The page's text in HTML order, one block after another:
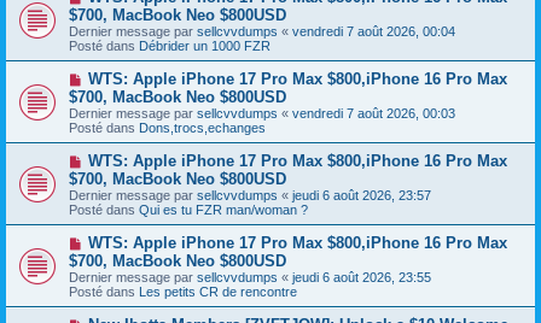
g
e
m
e
s
a
g
e
o
u
v
e
a
u
m
e
s
a
g
e
$700, MacBook Neo $800USD
Dernier message par sellcvvdumps « vendredi 7 août 2026, 00:04
Posté dans Débrider un 1000 FZR
N
o
u
v
e
a
u
m
e
s
a
g
e
WTS: Apple iPhone 17 Pro Max $800,iPhone 16 Pro Max
$700, MacBook Neo $800USD
Dernier message par sellcvvdumps « vendredi 7 août 2026, 00:03
Posté dans Dons,trocs,echanges
N
o
u
v
e
a
u
m
e
s
a
WTS: Apple iPhone 17 Pro Max $800,iPhone 16 Pro Max
$700, MacBook Neo $800USD
Dernier message par sellcvvdumps « jeudi 6 août 2026, 23:57
Posté dans Qui es tu FZR man/woman ?
N
o
u
v
e
a
WTS: Apple iPhone 17 Pro Max $800,iPhone 16 Pro Max
$700, MacBook Neo $800USD
Dernier message par sellcvvdumps « jeudi 6 août 2026, 23:55
Posté dans Les petits CR de rencontre